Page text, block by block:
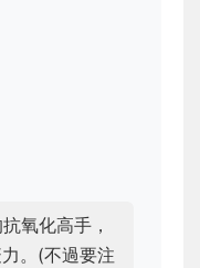
氧化高手，
。(不過要注